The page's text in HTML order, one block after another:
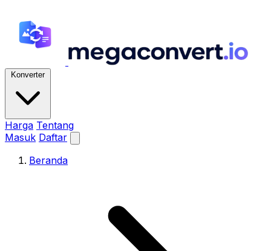
Konverter
Harga Tentang
Masuk Daftar
Beranda